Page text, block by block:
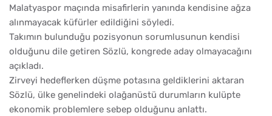
Malatyaspor maçında misafirlerin yanında kendisine ağza
alınmayacak küfürler edildiğini söyledi.
Takımın bulunduğu pozisyonun sorumlusunun kendisi
olduğunu dile getiren Sözlü, kongrede aday olmayacağını
açıkladı.
Zirveyi hedeflerken düşme potasına geldiklerini aktaran
Sözlü, ülke genelindeki olağanüstü durumların kulüpte
ekonomik problemlere sebep olduğunu anlattı.